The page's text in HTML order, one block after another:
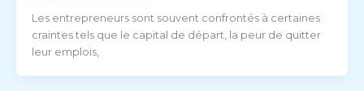
Les entrepreneurs sont souvent confrontés à certaines
craintes tels que le capital de départ, la peur de quitter
leur emplois,